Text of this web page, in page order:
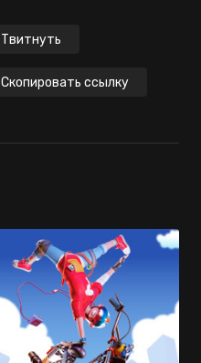
Твитнуть
Скопировать ссылку